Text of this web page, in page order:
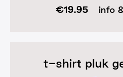
€19.95 info
t-shirt pluk